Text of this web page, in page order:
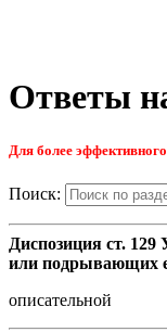
Ответы
Для более
Поиск:
Диспозиция ст. 129
или подрывающих
описательной